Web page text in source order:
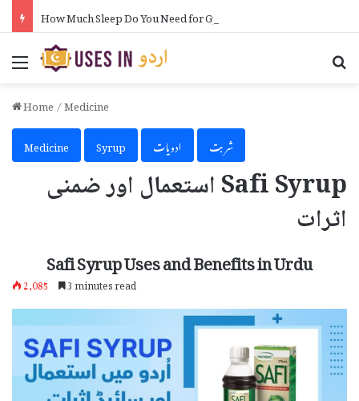
How Much Sleep Do You Need for Gym in Urdu
Menu
Home/Medicine
Medicine
Syrup ادویات شربت
Safi Syrup استعمال اور ضمنی
اثرات
Safi Syrup Uses and Benefits in Urdu
2,085 3 minutes read